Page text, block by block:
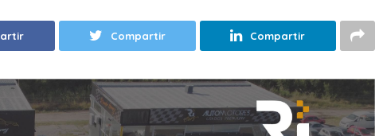
Compartir Compartir